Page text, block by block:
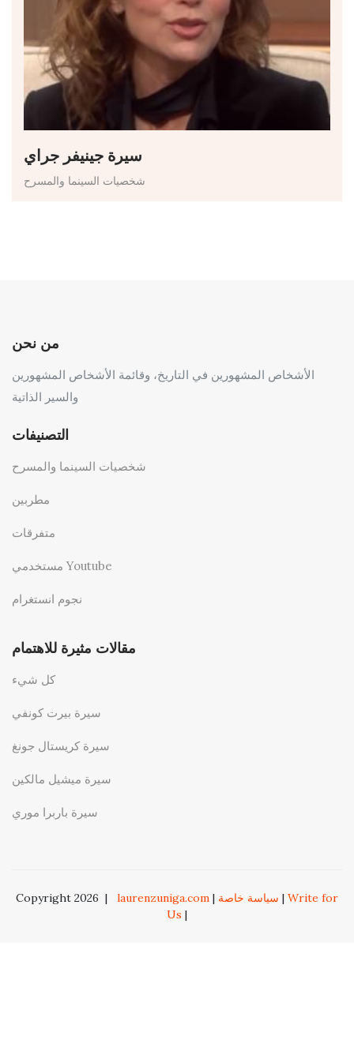
سيرة جينيفر جراي
شخصيات السينما والمسرح
من نحن
الأشخاص المشهورين في التاريخ، وقائمة الأشخاص المشهورين
والسير الذاتية
التصنيفات
شخصيات السينما والمسرح
مطربين
متفرقات
مستخدمي Youtube
نجوم انستغرام
مقالات مثيرة للاهتمام
كل شيء
سيرة بيرت كونفي
سيرة كريستال جونغ
سيرة ميشيل مالكين
سيرة باربرا موري
Copyright 2026 | laurenzuniga.com | سياسة خاصة | Write for
Us |